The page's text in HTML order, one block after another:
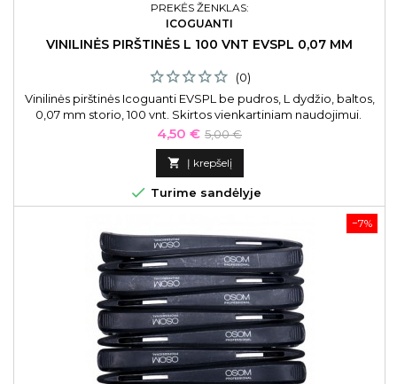
PREKĖS ŽENKLAS:
ICOGUANTI
VINILINĖS PIRŠTINĖS L 100 VNT EVSPL 0,07 MM
(0)
Vinilinės pirštinės Icoguanti EVSPL be pudros, L dydžio, baltos,
0,07 mm storio, 100 vnt. Skirtos vienkartiniam naudojimui.
Kaina
4,50 € Bazinė
kaina
5,00 €
 Į krepšelį
 Turime sandėlyje
−7%